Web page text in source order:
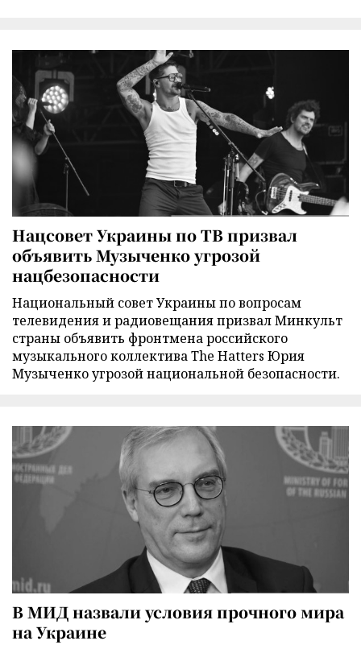
Нацсовет Украины по ТВ призвал
объявить Музыченко угрозой
нацбезопасности
Национальный совет Украины по вопросам
телевидения и радиовещания призвал Минкульт
страны объявить фронтмена российского
музыкального коллектива The Hatters Юрия
Музыченко угрозой национальной безопасности.
В МИД назвали условия прочного мира
на Украине